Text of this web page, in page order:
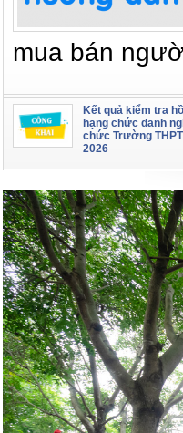
mua bán
Kết quả kiểm tra
hạng chức danh
chức Trường
2026